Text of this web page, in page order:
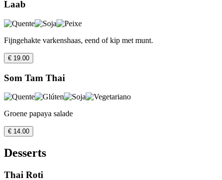
Laab
Fijngehakte varkenshaas, eend of kip met munt.
€ 19.00
Som Tam Thai
Groene papaya salade
€ 14.00
Desserts
Thai Roti